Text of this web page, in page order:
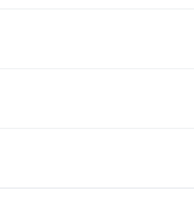
inclusief omslag